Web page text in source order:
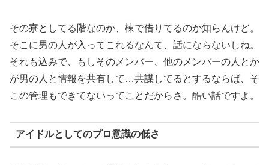
その寮としてる階なのか、棟で借りてるのか知らんけど。
そこに男の人が入ってこれるなんて、話にならないしね。
それも込みで、もしそのメンバー、他のメンバーの人とか
が男の人と情報を共有して…共謀してるとするならば、そ
この管理もできてないってことだからさ。酷い話ですよ。
アイドルとしてのプロ意識の低さ